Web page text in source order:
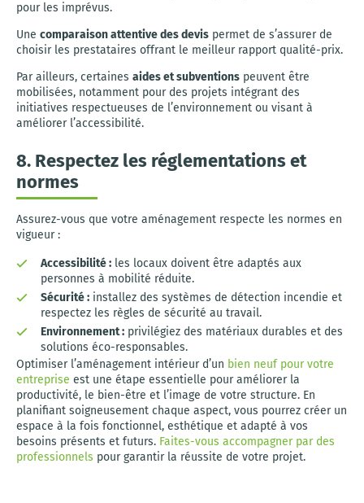
pour les imprévus.
Une comparaison attentive des devis permet de s’assurer de
choisir les prestataires offrant le meilleur rapport qualité-prix.
Par ailleurs, certaines aides et subventions peuvent être
mobilisées, notamment pour des projets intégrant des
initiatives respectueuses de l’environnement ou visant à
améliorer l’accessibilité.
8. Respectez les réglementations et
normes
Assurez-vous que votre aménagement respecte les normes en
vigueur :
Accessibilité : les locaux doivent être adaptés aux
personnes à mobilité réduite.
Sécurité : installez des systèmes de détection incendie et
respectez les règles de sécurité au travail.
Environnement : privilégiez des matériaux durables et des
solutions éco-responsables.
Optimiser l’aménagement intérieur d’un bien neuf pour votre
entreprise est une étape essentielle pour améliorer la
productivité, le bien-être et l’image de votre structure. En
planifiant soigneusement chaque aspect, vous pourrez créer un
espace à la fois fonctionnel, esthétique et adapté à vos
besoins présents et futurs. Faites-vous accompagner par des
professionnels pour garantir la réussite de votre projet.